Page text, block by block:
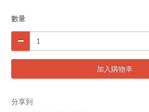
數量
加入購物車
分享到